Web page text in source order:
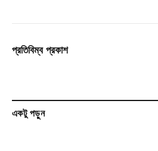
প্রতিবিম্ব প্রকাশ
একটু পড়ুন